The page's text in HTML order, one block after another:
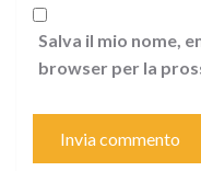
Salva il mio nome,
browser per la